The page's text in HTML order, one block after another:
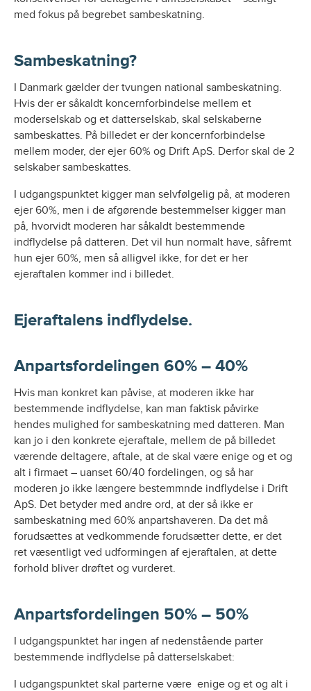
med fokus på begrebet sambeskatning.
Sambeskatning?
I Danmark gælder der tvungen national sambeskatning.
Hvis der er såkaldt koncernforbindelse mellem et
moderselskab og et datterselskab, skal selskaberne
sambeskattes. På billedet er der koncernforbindelse
mellem moder, der ejer 60% og Drift ApS. Derfor skal de 2
selskaber sambeskattes.
I udgangspunktet kigger man selvfølgelig på, at moderen
ejer 60%, men i de afgørende bestemmelser kigger man
på, hvorvidt moderen har såkaldt bestemmende
indflydelse på datteren. Det vil hun normalt have, såfremt
hun ejer 60%, men så alligvel ikke, for det er her
ejeraftalen kommer ind i billedet.
Ejeraftalens indflydelse.
Anpartsfordelingen 60% – 40%
Hvis man konkret kan påvise, at moderen ikke har
bestemmende indflydelse, kan man faktisk påvirke
hendes mulighed for sambeskatning med datteren. Man
kan jo i den konkrete ejeraftale, mellem de på billedet
værende deltagere, aftale, at de skal være enige og et og
alt i firmaet – uanset 60/40 fordelingen, og så har
moderen jo ikke længere bestemmnde indflydelse i Drift
ApS. Det betyder med andre ord, at der så ikke er
sambeskatning med 60% anpartshaveren. Da det må
forudsættes at vedkommende forudsætter dette, er det
ret væsentligt ved udformingen af ejeraftalen, at dette
forhold bliver drøftet og vurderet.
Anpartsfordelingen 50% – 50%
I udgangspunktet har ingen af nedenstående parter
bestemmende indflydelse på datterselskabet:
I udgangspunktet skal parterne være enige og et og alt i